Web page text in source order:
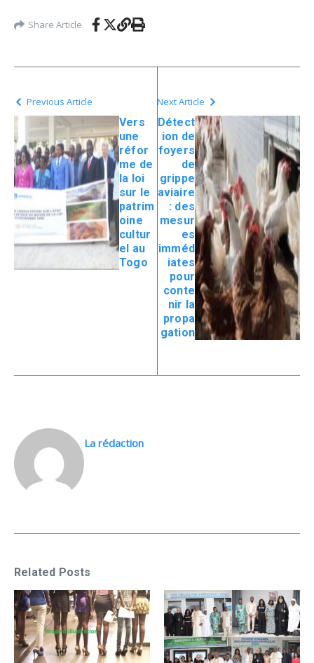
Share Article
Previous Article
Vers
une
réfor
me de
la loi
sur le
patrim
oine
cultur
el au
Togo
Next Article
Détect
ion de
foyers
de
grippe
aviaire
: des
mesur
es
imméd
iates
pour
conte
nir la
propa
gation
La rédaction
Related Posts